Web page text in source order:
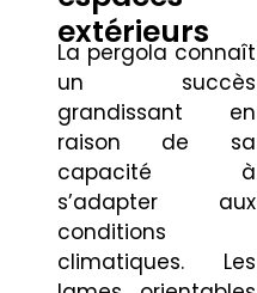
extérieurs
La pergola connaît
un succès
grandissant en
raison de sa
capacité à
s’adapter aux
conditions
climatiques. Les